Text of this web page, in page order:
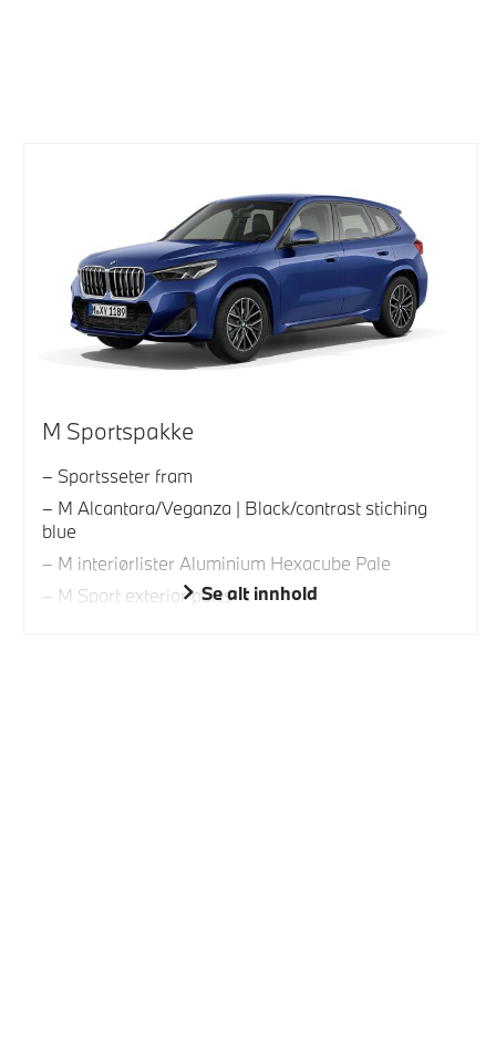
M Sportspakke
Sportsseter fram
M Alcantara/Veganza | Black/contrast stiching
blue
M interiørlister Aluminium Hexacube Pale
M Sport exterior partsSe alt innhold